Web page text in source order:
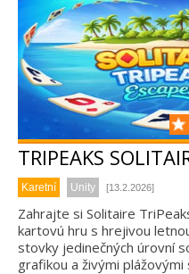
TRIPEAKS
Karetní Unity [13.2.2026]
Zahrajte si Solitaire
kartovú hru s hrejivou
stovky jedinečných úrovní
grafikou a živými plážovými